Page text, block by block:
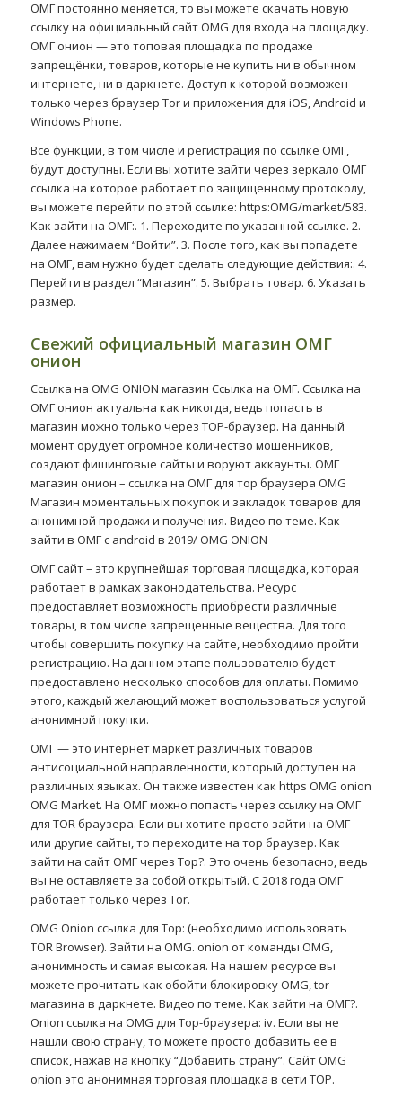
ОМГ постоянно меняется, то вы можете скачать новую
ссылку на официальный сайт OMG для входа на площадку.
ОМГ онион — это топовая площадка по продаже
запрещёнки, товаров, которые не купить ни в обычном
интернете, ни в даркнете. Доступ к которой возможен
только через браузер Tor и приложения для iOS, Android и
Windows Phone.
Все функции, в том числе и регистрация по ссылке ОМГ,
будут доступны. Если вы хотите зайти через зеркало ОМГ
ссылка на которое работает по защищенному протоколу,
вы можете перейти по этой ссылке: https:OMG/market/583.
Как зайти на ОМГ:. 1. Переходите по указанной ссылке. 2.
Далее нажимаем “Войти”. 3. После того, как вы попадете
на ОМГ, вам нужно будет сделать следующие действия:. 4.
Перейти в раздел “Магазин”. 5. Выбрать товар. 6. Указать
размер.
Свежий официальный магазин ОМГ
онион
Ссылка на OMG ONION магазин Ссылка на ОМГ. Ссылка на
ОМГ онион актуальна как никогда, ведь попасть в
магазин можно только через ТОР-браузер. На данный
момент орудует огромное количество мошенников,
создают фишинговые сайты и воруют аккаунты. ОМГ
магазин онион – ссылка на ОМГ для тор браузера OMG
Магазин моментальных покупок и закладок товаров для
анонимной продажи и получения. Видео по теме. Как
зайти в ОМГ с android в 2019/ OMG ONION
ОМГ сайт – это крупнейшая торговая площадка, которая
работает в рамках законодательства. Ресурс
предоставляет возможность приобрести различные
товары, в том числе запрещенные вещества. Для того
чтобы совершить покупку на сайте, необходимо пройти
регистрацию. На данном этапе пользователю будет
предоставлено несколько способов для оплаты. Помимо
этого, каждый желающий может воспользоваться услугой
анонимной покупки.
ОМГ — это интернет маркет различных товаров
антисоциальной направленности, который доступен на
различных языках. Он также известен как https OMG onion
OMG Market. На ОМГ можно попасть через ссылку на ОМГ
для TOR браузера. Если вы хотите просто зайти на ОМГ
или другие сайты, то переходите на тор браузер. Как
зайти на сайт ОМГ через Тор?. Это очень безопасно, ведь
вы не оставляете за собой открытый. С 2018 года ОМГ
работает только через Tor.
OMG Onion ссылка для Тор: (необходимо использовать
TOR Browser). Зайти на OMG. onion от команды OMG,
анонимность и самая высокая. На нашем ресурсе вы
можете прочитать как обойти блокировку OMG, tor
магазина в даркнете. Видео по теме. Как зайти на ОМГ?.
Onion ссылка на OMG для Тор-браузера: iv. Если вы не
нашли свою страну, то можете просто добавить ее в
список, нажав на кнопку “Добавить страну”. Сайт OMG
onion это анонимная торговая площадка в сети ТОР.